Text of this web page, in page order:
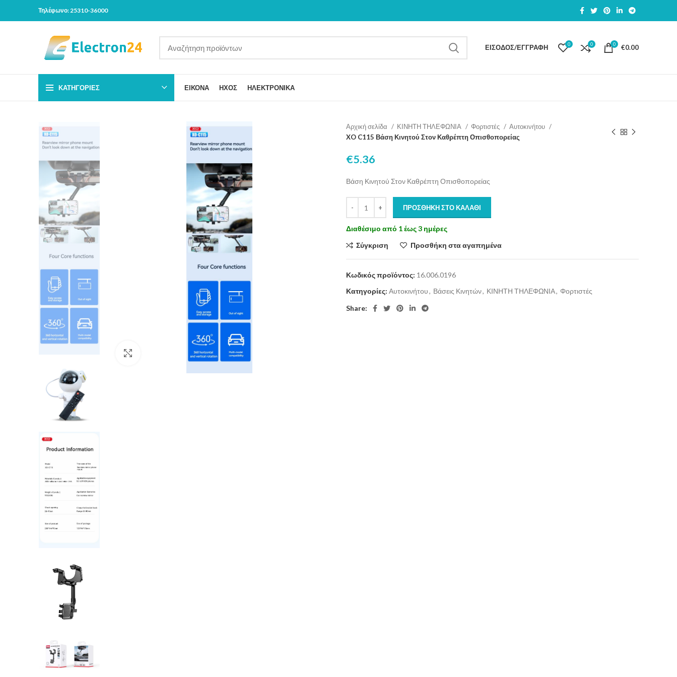
Τηλέφωνο: 25310-36000
ΕΊΣΟΔΟΣ/ΕΓΓΡΑΦΉ 0 0 0 €0.00
ΚΑΤΗΓΟΡΊΕΣ ΕΙΚΟΝΑ ΗΧΟΣ ΗΛΕΚΤΡΟΝΙΚΑ
Αρχική σελίδα ΚΙΝΗΤΗ ΤΗΛΕΦΩΝΙΑ Φορτιστές
Αυτοκινήτου
XO C115 Βάση Κινητού Στον Καθρέπτη Οπισθοπορείας
€5.36
Βάση Κινητού Στον Καθρέπτη Οπισθοπορείας
ΠΡΟΣΘΉΚΗ ΣΤΟ ΚΑΛΆΘΙ
Διαθέσιμο από 1 έως 3 ημέρες
Σύγκριση
Προσθήκη στα αγαπημένα
Κωδικός προϊόντος: 16.006.0196
Κατηγορίες: Αυτοκινήτου, Βάσεις Κινητών, ΚΙΝΗΤΗ ΤΗΛΕΦΩΝΙΑ, Φορτιστές
Share: